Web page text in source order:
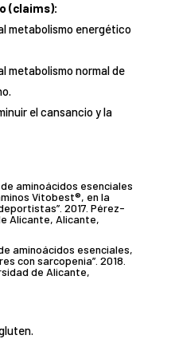
(claims):
metabolismo energético
metabolismo normal de
el cansancio y la
aminoácidos esenciales
Vitobest®, en la
2017. Pérez-
Alicante, Alicante,
aminoácidos esenciales,
con sarcopenia”. 2018.
de Alicante,